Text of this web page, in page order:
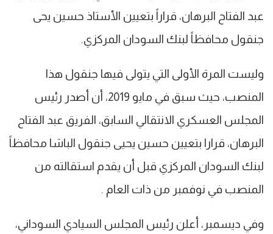
عبد الفتاح البرهان، قراراً بتعيين الأستاذ حسين يحى
جنقول محافظاً لبنك السودان المركزي.
وليست المرة الأولى التي يتولى فيها جنقول هذا
المنصب، حيث سبق في مايو 2019، أن أصدر رئيس
المجلس العسكري الانتقالي السابق، الفريق عبد الفتاح
البرهان، قرارا بتعيين حسين يحيى جنقول الباشا محافظاً
لبنك السودان المركزي قبل أن يقدم استقالته من
المنصب في نوفمبر من ذات العام .
وفي ديسمبر، أعلن رئيس المجلس السيادي السوداني،